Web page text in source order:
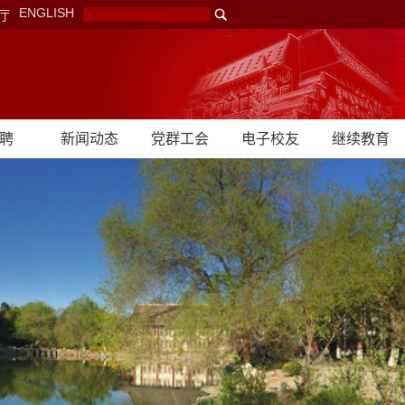
ENGLISH
新闻动态 党群工会 电子校友 继续教育